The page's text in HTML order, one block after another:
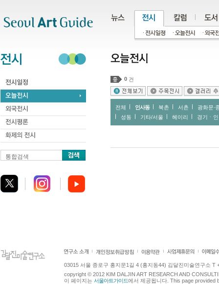
통합검색
0 건
전체 인사동 북촌 서촌
광화문∙
성동
기타/서울 헤이리 경기ㆍ
03015 서울 종로구 홍지문1길 4 (홍지동44) 김달진미술연구소 T
copyright © 2012 KIM DALJIN ART RESEARCH AND
이 페이지는 서울아트가이드에서 제공됩니다. This page provided